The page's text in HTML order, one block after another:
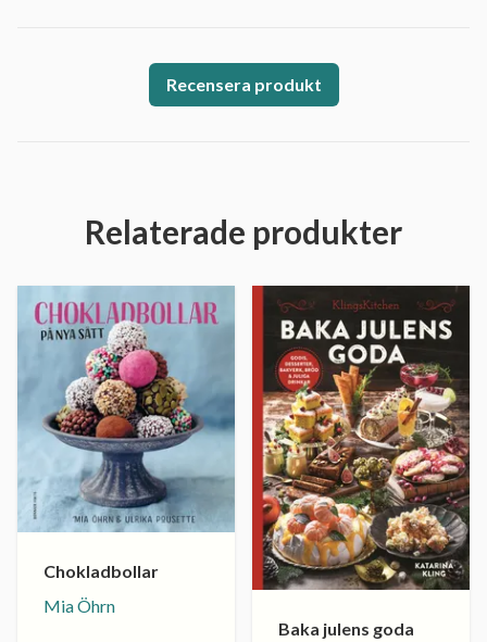
Recensera produkt
Relaterade produkter
Chokladbollar
Mia Öhrn
Baka julens goda